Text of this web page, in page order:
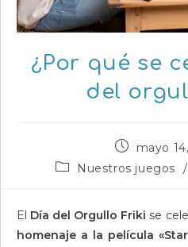
¿Por qué se
del
Publicación
la
mayo
Categoría
entrada:
Nuestros juegos /
El Día del Orgullo Friki se
homenaje a la película